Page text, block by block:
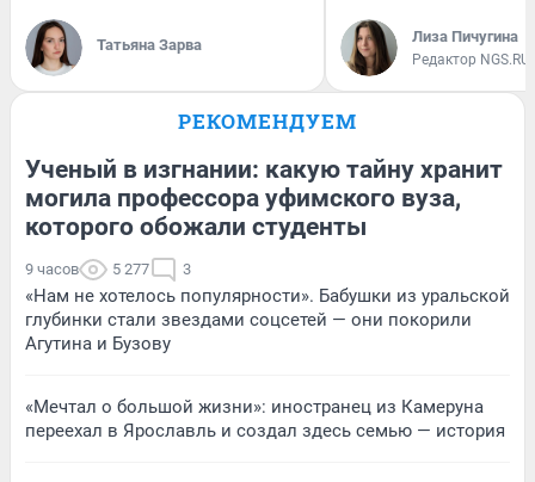
Татьяна Зарва Лиза Пичугина
Редактор NGS.RU
РЕКОМЕНДУЕМ
Ученый в изгнании: какую тайну хранит
могила профессора уфимского вуза,
которого обожали студенты
9 часов 5 277 3
«Нам не хотелось популярности». Бабушки из уральской
глубинки стали звездами соцсетей — они покорили
Агутина и Бузову
«Мечтал о большой жизни»: иностранец из Камеруна
переехал в Ярославль и создал здесь семью — история